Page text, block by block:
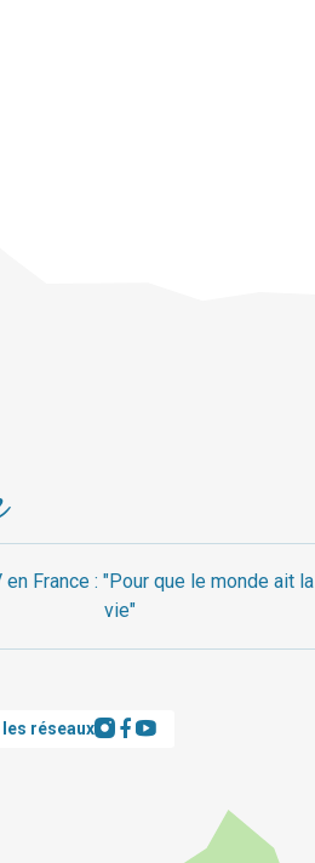
en France : "Pour que le monde ait la
vie"
réseaux